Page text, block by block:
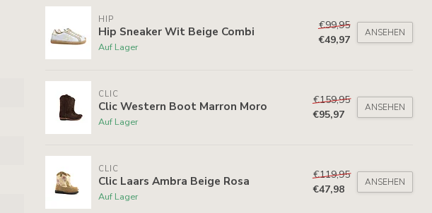
HIP
Hip Sneaker Wit Beige Combi
Auf Lager
€99,95
€49,97
ANSEHEN
CLIC
Clic Western Boot Marron Moro
Auf Lager
€159,95
€95,97
ANSEHEN
CLIC
Clic Laars Ambra Beige Rosa
Auf Lager
€119,95
€47,98
ANSEHEN